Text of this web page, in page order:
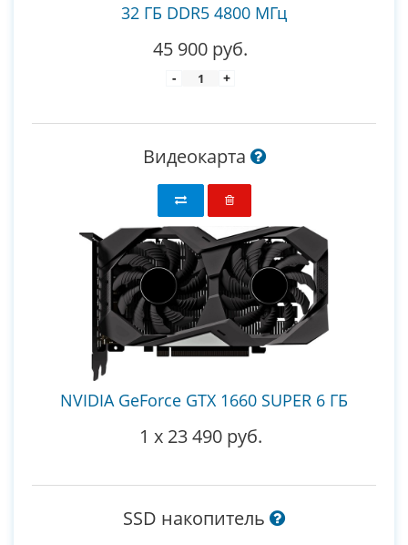
32 ГБ DDR5 4800 МГц
45 900 руб.
- +
Видеокарта
NVIDIA GeForce GTX 1660 SUPER 6 ГБ
1 x 23 490 руб.
SSD накопитель